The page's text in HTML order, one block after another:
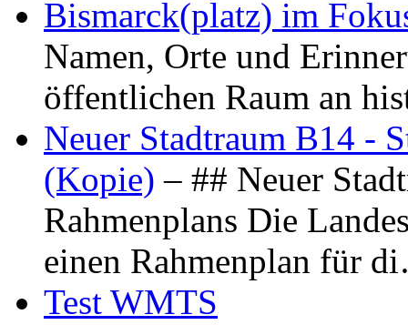
Bismarck(platz) im
Namen, Orte und
öffentlichen Raum an
Neuer Stadtraum B14 -
(Kopie) – ## Neuer
Rahmenplans Die
einen Rahmenplan für
Test WMTS